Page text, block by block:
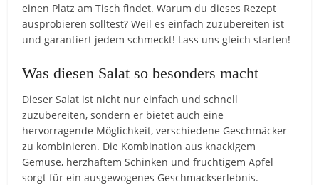
einen Platz am Tisch findet. Warum du dieses Rezept
ausprobieren solltest? Weil es einfach zuzubereiten ist
und garantiert jedem schmeckt! Lass uns gleich starten!
Was diesen Salat so besonders macht
Dieser Salat ist nicht nur einfach und schnell
zuzubereiten, sondern er bietet auch eine
hervorragende Möglichkeit, verschiedene Geschmäcker
zu kombinieren. Die Kombination aus knackigem
Gemüse, herzhaftem Schinken und fruchtigem Apfel
sorgt für ein ausgewogenes Geschmackserlebnis.